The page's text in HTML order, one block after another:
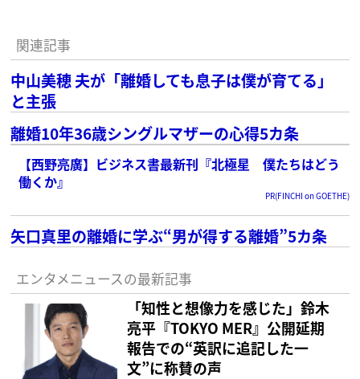
関連記事
中山美穂 夫が「離婚しても息子は僕が育てる」
と主張
離婚10年36歳シングルマザーの心得5カ条
【西野亮廣】ビジネス書最新刊『北極星 僕たちはどう
働くか』
PR(FINCHI on GOETHE)
矢口真里の離婚に学ぶ“男が得する離婚”5カ条
エンタメニュースの最新記事
「知性と想像力を感じた」鈴木
亮平『TOKYO MER』公開延期
報告での“英訳に追記した一
文”に称賛の声